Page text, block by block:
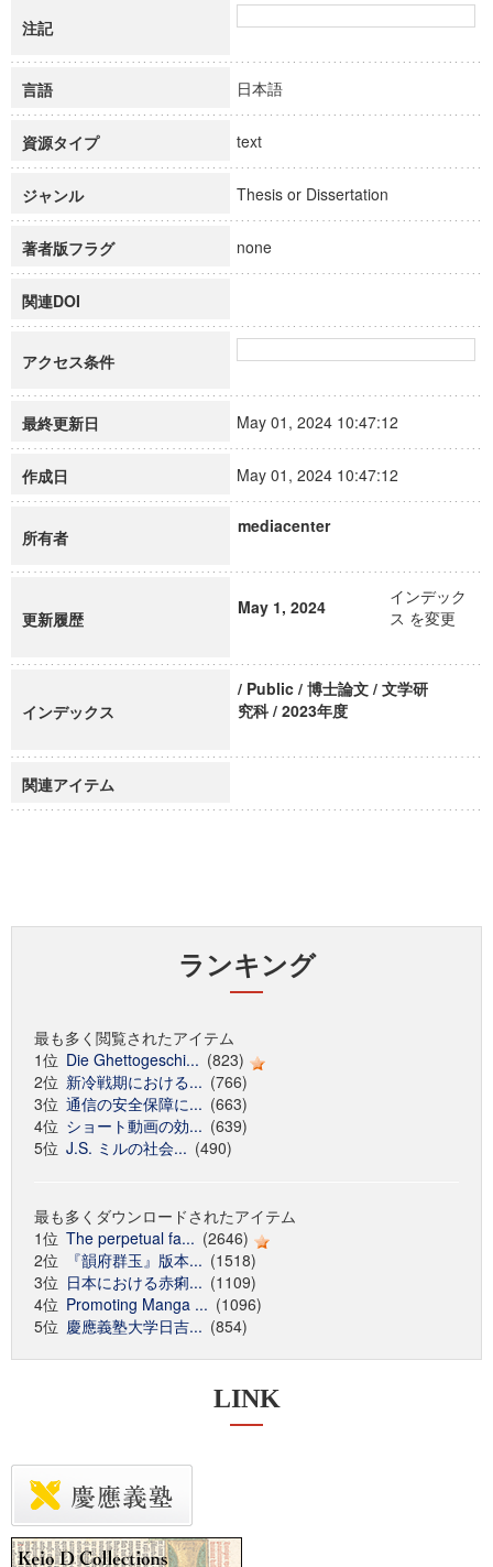
注記
言語 日本語
資源タイプ text
ジャンル Thesis or Dissertation
著者版フラグ none
関連DOI
アクセス条件
最終更新日 May 01, 2024 10:47:12
作成日 May 01, 2024 10:47:12
所有者
mediacenter
更新履歴
May 1, 2024
インデック
ス を変更
インデックス
/ Public / 博士論文 / 文学研
究科 / 2023年度
関連アイテム
ランキング
最も多く閲覧されたアイテム
1位 Die Ghettogeschi... (823)
2位 新冷戦期における... (766)
3位 通信の安全保障に... (663)
4位 ショート動画の効... (639)
5位 J.S. ミルの社会... (490)
最も多くダウンロードされたアイテム
1位 The perpetual fa... (2646)
2位
『韻府群玉』版本... (1518)
3位 日本における赤痢... (1109)
4位 Promoting Manga ... (1096)
5位 慶應義塾大学日吉... (854)
LINK